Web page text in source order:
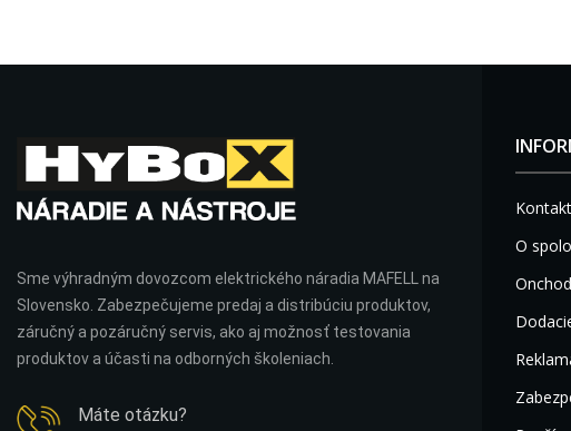
Sme výhradným dovozcom elektrického náradia MAFELL na
Slovensko. Zabezpečujeme predaj a distribúciu produktov,
záručný a pozáručný servis, ako aj možnosť testovania
produktov a účasti na odborných školeniach.
Máte otázku?
Kontakt
O